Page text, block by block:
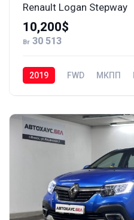
Renault Logan Stepway
10,200$
Br 30 513
2019 FWD МКПП